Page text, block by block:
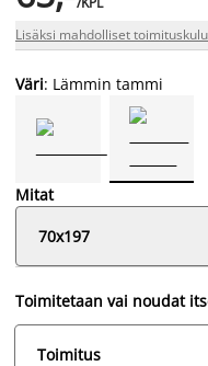
Lisäksi mahdolliset
Väri: Lämmin tammi
Mitat
70x197
Toimitetaan vai noudat
Toimitus